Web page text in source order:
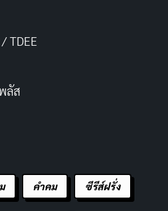
ทำได้รวดเร็วและตื่นเต้นเกินคาด
บและการถ่ายทำกล้องมาพร้อมกัน
ล่ล่าดูสมจริงและลุ้นสุดๆ ภาพรวม
นรายละเอียดเล็กๆ อย่างแอ่งน้ำ
ละความเห็นอกเห็นใจได้บ้าง
หรือจัดหนังสือบนชั้นที่ชวนขำแต่ก็
TDEE
ลัส
คําคม ซีรีส์ฝรั่ง